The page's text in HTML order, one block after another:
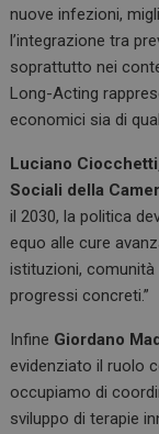
nuove infezioni,
l’integrazione tra
soprattutto nei
Long-Acting
economici sia di
Luciano
Sociali della
il 2030, la politica
equo alle cure
istituzioni,
progressi concreti.”
Infine Giordano
evidenziato il ruolo
occupiamo di
sviluppo di terapie